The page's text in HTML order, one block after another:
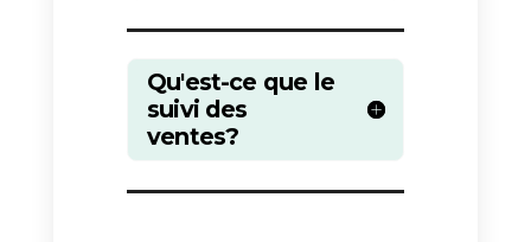
12) 53% des représentants
commerciaux n’enverront
qu’un seul message WhatsApp
à leurs prospects. Cependant,